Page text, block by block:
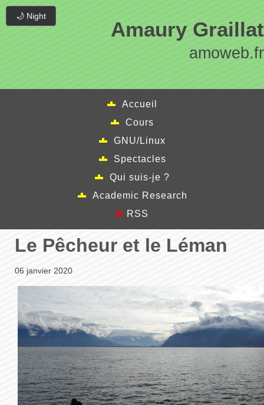
🌙 Night
Amaury Graillat
amoweb.fr
Accueil
Cours
GNU/Linux
Spectacles
Qui suis-je ?
Academic Research
RSS
Le Pêcheur et le Léman
06 janvier 2020